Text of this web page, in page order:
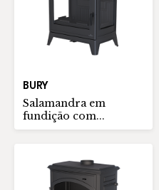
BURY
Salamandra em
fundição com...